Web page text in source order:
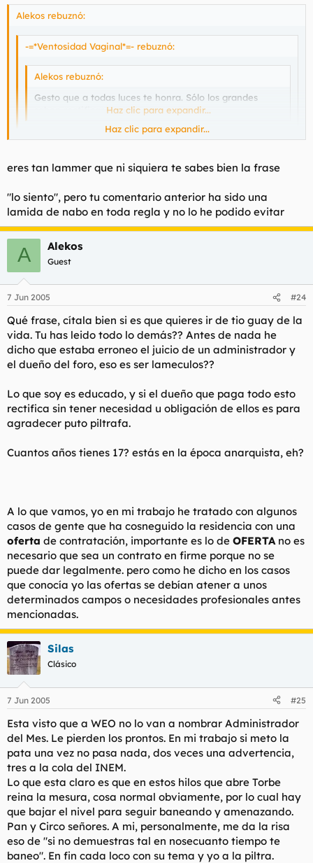
Alekos rebuznó:
-=*Ventosidad Vaginal*=- rebuznó:
Alekos rebuznó:
Gesto que a todas luces te honra. Sólo los grandes
Haz clic para expandir...
sólo ve dedos...
Haz clic para expandir...
eres tan lammer que ni siquiera te sabes bien la frase
"lo siento", pero tu comentario anterior ha sido una
lamida de nabo en toda regla y no lo he podido evitar
A Alekos
Guest
7 Jun 2005 #24
Qué frase, cítala bien si es que quieres ir de tio guay de la
vida. Tu has leido todo lo demás?? Antes de nada he
dicho que estaba erroneo el juicio de un administrador y
el dueño del foro, eso es ser lameculos??
Lo que soy es educado, y si el dueño que paga todo esto
rectifica sin tener necesidad u obligación de ellos es para
agradecer puto piltrafa.
Cuantos años tienes 17? estás en la época anarquista, eh?
A lo que vamos, yo en mi trabajo he tratado con algunos
casos de gente que ha cosneguido la residencia con una
oferta de contratación, importante es lo de OFERTAno es
necesario que sea un contrato en firme porque no se
puede dar legalmente. pero como he dicho en los casos
que conocía yo las ofertas se debían atener a unos
determinados campos o necesidades profesionales antes
mencionadas.
Silas
Clásico
7 Jun 2005 #25
Esta visto que a WEO no lo van a nombrar Administrador
del Mes. Le pierden los prontos. En mi trabajo si meto la
pata una vez no pasa nada, dos veces una advertencia,
tres a la cola del INEM.
Lo que esta claro es que en estos hilos que abre Torbe
reina la mesura, cosa normal obviamente, por lo cual hay
que bajar el nivel para seguir baneando y amenazando.
Pan y Circo señores. A mi, personalmente, me da la risa
eso de "si no demuestras tal en nosecuanto tiempo te
baneo". En fin cada loco con su tema y yo a la piltra.